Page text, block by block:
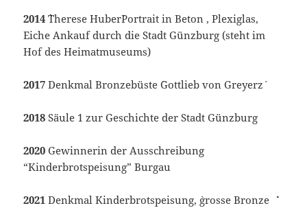
2014 `Therese Huber´Portrait in Beton , Plexiglas,
Eiche Ankauf durch die Stadt Günzburg (steht im
Hof des Heimatmuseums)
2017 Denkmal Bronzebüste `Gottlieb von Greyerz´
2018Säule 1 zur Geschichte der Stadt Günzburg
2020Gewinnerin der Ausschreibung
“Kinderbrotspeisung” Burgau
2021 Denkmal Kinderbrotspeisung, `grosse Bronze `´`